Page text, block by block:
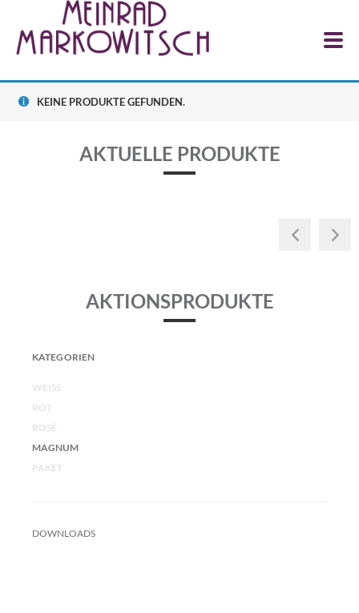
KEINE PRODUKTE GEFUNDEN.
AKTUELLE PRODUKTE
RESERVE 2023
AKTIONSPRODUKTE
KATEGORIEN
WEISS
ROT
ROSÉ
MAGNUM
PAKET
DOWNLOADS